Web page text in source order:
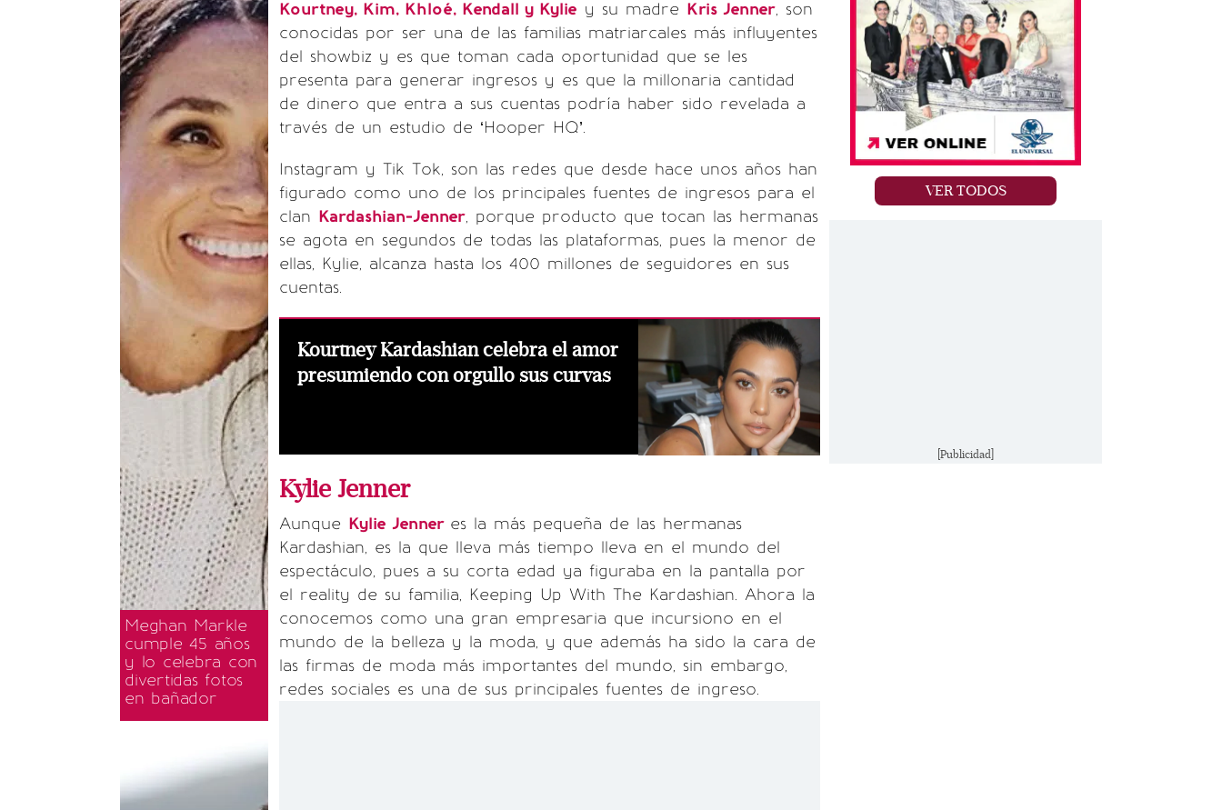
Meghan Markle
cumple 45 años
y lo celebra con
divertidas fotos
en bañador
Kourtney, Kim, Khloé, Kendall y Kylie y su madre Kris Jenner, son
conocidas por ser una de las familias matriarcales más influyentes
del showbiz y es que toman cada oportunidad que se les
presenta para generar ingresos y es que la millonaria cantidad
de dinero que entra a sus cuentas podría haber sido revelada a
través de un estudio de ‘Hooper HQ’.
Instagram y Tik Tok, son las redes que desde hace unos años han
figurado como uno de los principales fuentes de ingresos para el
clan Kardashian-Jenner, porque producto que tocan las hermanas
se agota en segundos de todas las plataformas, pues la menor de
ellas, Kylie, alcanza hasta los 400 millones de seguidores en sus
cuentas.
Kourtney Kardashian celebra el amor
presumiendo con orgullo sus curvas
Kylie Jenner
Aunque Kylie Jenner es la más pequeña de las hermanas
Kardashian, es la que lleva más tiempo lleva en el mundo del
espectáculo, pues a su corta edad ya figuraba en la pantalla por
el reality de su familia, Keeping Up With The Kardashian. Ahora la
conocemos como una gran empresaria que incursiono en el
mundo de la belleza y la moda, y que además ha sido la cara de
las firmas de moda más importantes del mundo, sin embargo,
redes sociales es una de sus principales fuentes de ingreso.
VER TODOS
[Publicidad]